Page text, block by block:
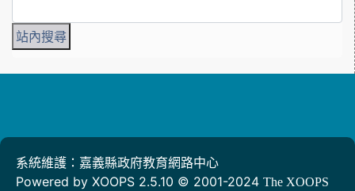
系統維護：嘉義縣政府教育網路中心
Powered by XOOPS 2.5.10 © 2001-2024 The XOOPS